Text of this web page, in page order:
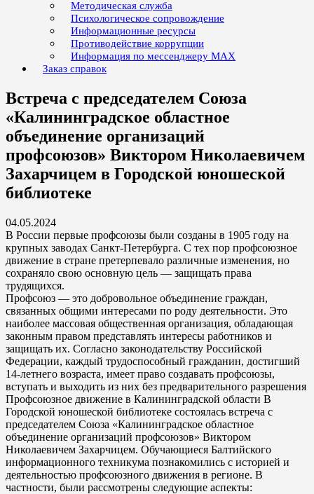
Методическая служба
Психологическое сопровождение
Информационные ресурсы
Противодействие коррупции
Информация по мессенджеру MAX
Заказ справок
Встреча с председателем Союза
«Калининградское областное
объединение организаций
профсоюзов» Виктором Николаевичем
Захарчицем в Городской юношеской
библиотеке
04.05.2024
В России первые профсоюзы были созданы в 1905 году на
крупных заводах Санкт-Петербурга. С тех пор профсоюзное
движение в стране претерпевало различные изменения, но
сохраняло свою основную цель — защищать права
трудящихся.
Профсоюз — это добровольное объединение граждан,
связанных общими интересами по роду деятельности. Это
наиболее массовая общественная организация, обладающая
законным правом представлять интересы работников и
защищать их. Согласно законодательству Российской
Федерации, каждый трудоспособный гражданин, достигший
14-летнего возраста, имеет право создавать профсоюзы,
вступать и выходить из них без предварительного разрешения
Профсоюзное движение в Калининградской области В
Городской юношеской библиотеке состоялась встреча с
председателем Союза «Калининградское областное
объединение организаций профсоюзов» Виктором
Николаевичем Захарчицем. Обучающиеся Балтийского
информационного техникума познакомились с историей и
деятельностью профсоюзного движения в регионе. В
частности, были рассмотрены следующие аспекты: